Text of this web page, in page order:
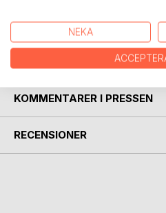
osynliga, trasiga eller ensamma.
KOMMENTARER I PRESSEN
RECENSIONER
NEKA